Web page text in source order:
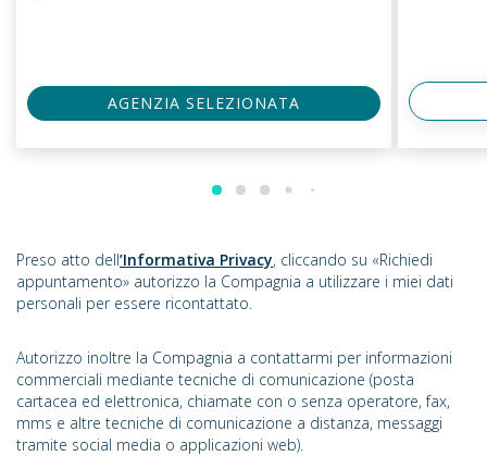
AGENZIA SELEZIONATA
Preso atto dell’Informativa Privacy, cliccando su «Richiedi
appuntamento» autorizzo la Compagnia a utilizzare i miei dati
personali per essere ricontattato.
Autorizzo inoltre la Compagnia a contattarmi per informazioni
commerciali mediante tecniche di comunicazione (posta
cartacea ed elettronica, chiamate con o senza operatore, fax,
mms e altre tecniche di comunicazione a distanza, messaggi
tramite social media o applicazioni web).